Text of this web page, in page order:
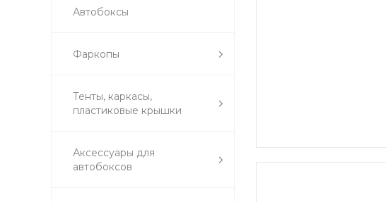
Автобоксы
Фаркопы
Тенты, каркасы,
пластиковые крышки
Аксессуары для
автобоксов